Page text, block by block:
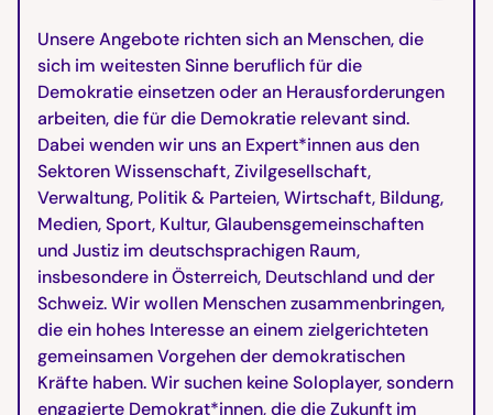
Unsere Angebote richten sich an Menschen, die
sich im weitesten Sinne beruflich für die
Demokratie einsetzen oder an Herausforderungen
arbeiten, die für die Demokratie relevant sind.
Dabei wenden wir uns an Expert*innen aus den
Sektoren Wissenschaft, Zivilgesellschaft,
Verwaltung, Politik & Parteien, Wirtschaft, Bildung,
Medien, Sport, Kultur, Glaubensgemeinschaften
und Justiz im deutschsprachigen Raum,
insbesondere in Österreich, Deutschland und der
Schweiz. Wir wollen Menschen zusammenbringen,
die ein hohes Interesse an einem zielgerichteten
gemeinsamen Vorgehen der demokratischen
Kräfte haben. Wir suchen keine Soloplayer, sondern
engagierte Demokrat*innen, die die Zukunft im